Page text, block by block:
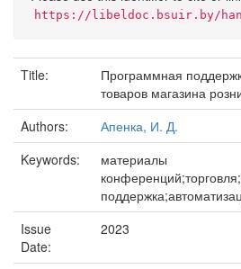
https://libeldoc.bsuir.by/
Title:
Программная
товаров магазина
Authors:
Апенка, И. Д.
Keywords:
материалы
Issue
Date:
2023